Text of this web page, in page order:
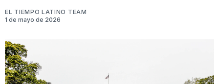
EL TIEMPO LATINO TEAM
1 de mayo de 2026